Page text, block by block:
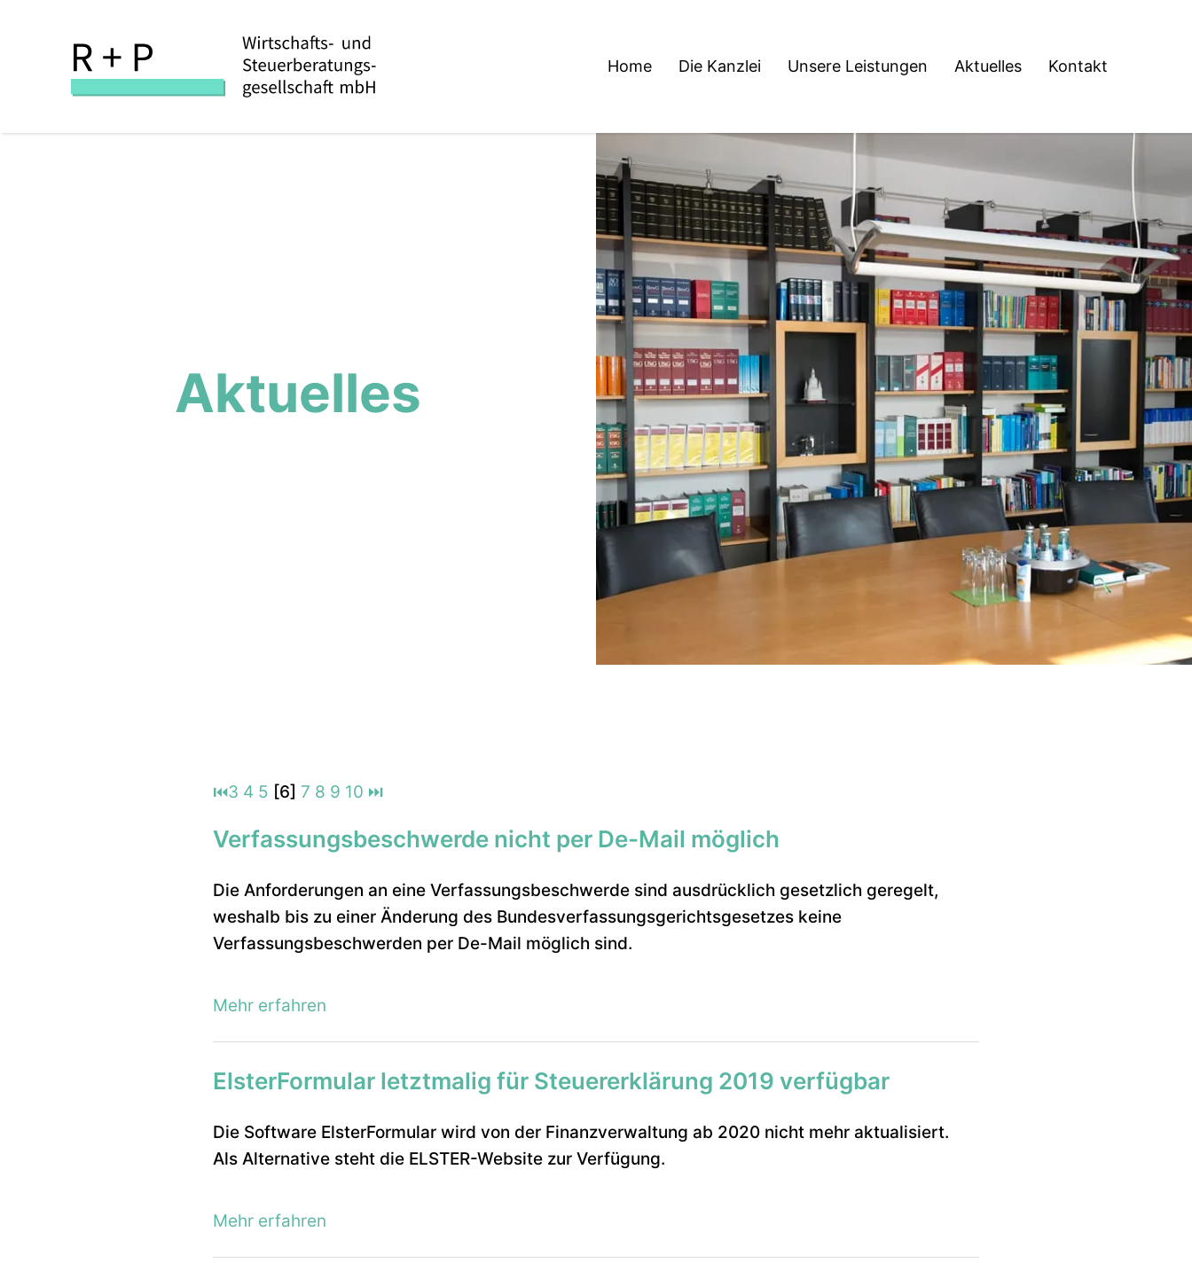
Home Die Kanzlei Unsere Leistungen Aktuelles Kontakt
Aktuelles
⏮3 4 5 [6] 7 8 9 10 ⏭
Verfassungsbeschwerde nicht per De-Mail möglich
Die Anforderungen an eine Verfassungsbeschwerde sind ausdrücklich gesetzlich geregelt,
weshalb bis zu einer Änderung des Bundesverfassungsgerichtsgesetzes keine
Verfassungsbeschwerden per De-Mail möglich sind.
Mehr erfahren
ElsterFormular letztmalig für Steuererklärung 2019 verfügbar
Die Software ElsterFormular wird von der Finanzverwaltung ab 2020 nicht mehr aktualisiert.
Als Alternative steht die ELSTER-Website zur Verfügung.
Mehr erfahren